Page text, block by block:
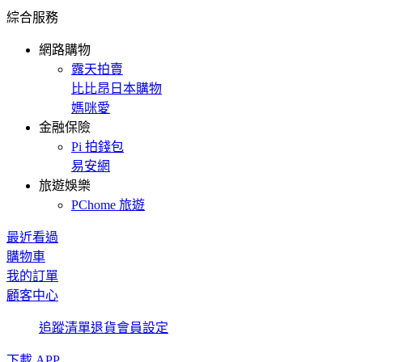
綜合服務
網路購物
露天拍賣
比比昂日本購物
媽咪愛
金融保險
Pi 拍錢包
易安網
旅遊娛樂
PChome 旅遊
最近看過
購物車
我的訂單
顧客中心
追蹤清單退貨會員設定